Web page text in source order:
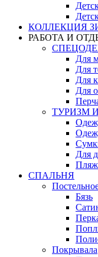
КОЛЛЕКЦИЯ
РАБОТА И
Для
Для
Для
Для
ТУРИЗМ
Для
СПАЛЬНЯ
Бязь
Покрывала